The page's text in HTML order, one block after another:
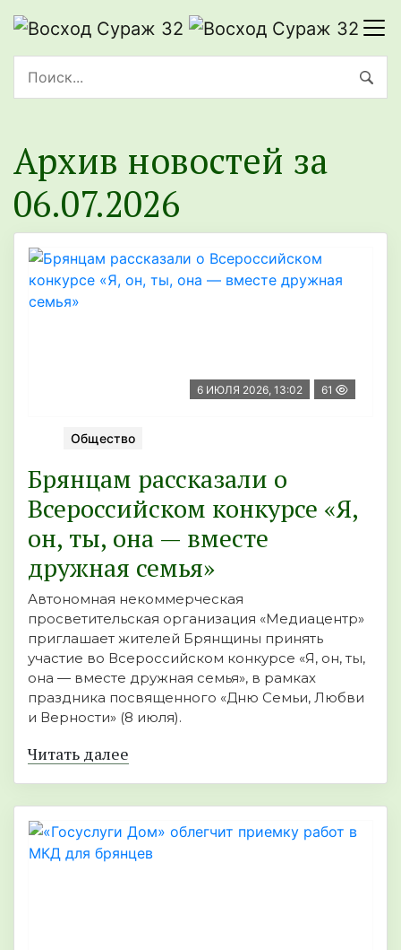
Архив новостей за
06.07.2026
6 ИЮЛЯ 2026, 13:02 61
Общество
Брянцам рассказали о
Всероссийском конкурсе «Я,
он, ты, она — вместе
дружная семья»
Автономная некоммерческая
просветительская организация «Медиацентр»
приглашает жителей Брянщины принять
участие во Всероссийском конкурсе «Я, он, ты,
она — вместе дружная семья», в рамках
праздника посвященного «Дню Семьи, Любви
и Верности» (8 июля).
Читать далее